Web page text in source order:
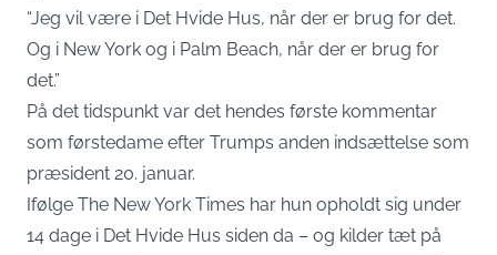
“Jeg vil være i Det Hvide Hus, når der er brug for det.
Og i New York og i Palm Beach, når der er brug for
det.”
På det tidspunkt var det hendes første kommentar
som førstedame efter Trumps anden indsættelse som
præsident 20. januar.
Ifølge The New York Times har hun opholdt sig under
14 dage i Det Hvide Hus siden da – og kilder tæt på